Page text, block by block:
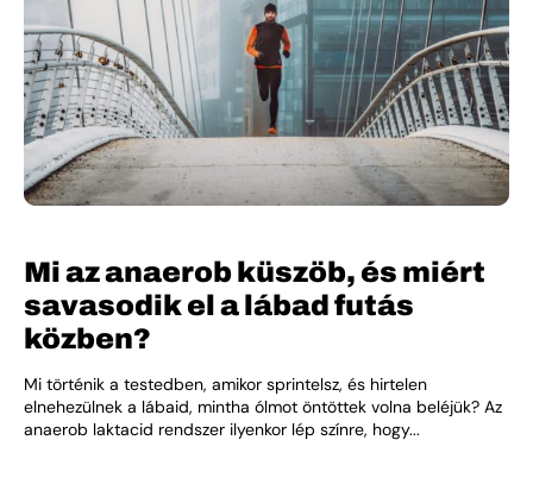
Mi az anaerob küszöb, és miért
savasodik el a lábad futás
közben?
Mi történik a testedben, amikor sprintelsz, és hirtelen
elnehezülnek a lábaid, mintha ólmot öntöttek volna beléjük? Az
anaerob laktacid rendszer ilyenkor lép színre, hogy...